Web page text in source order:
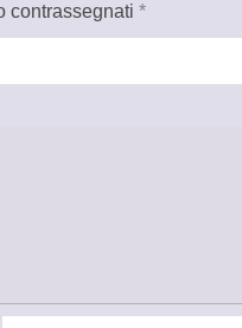
contrassegnati *